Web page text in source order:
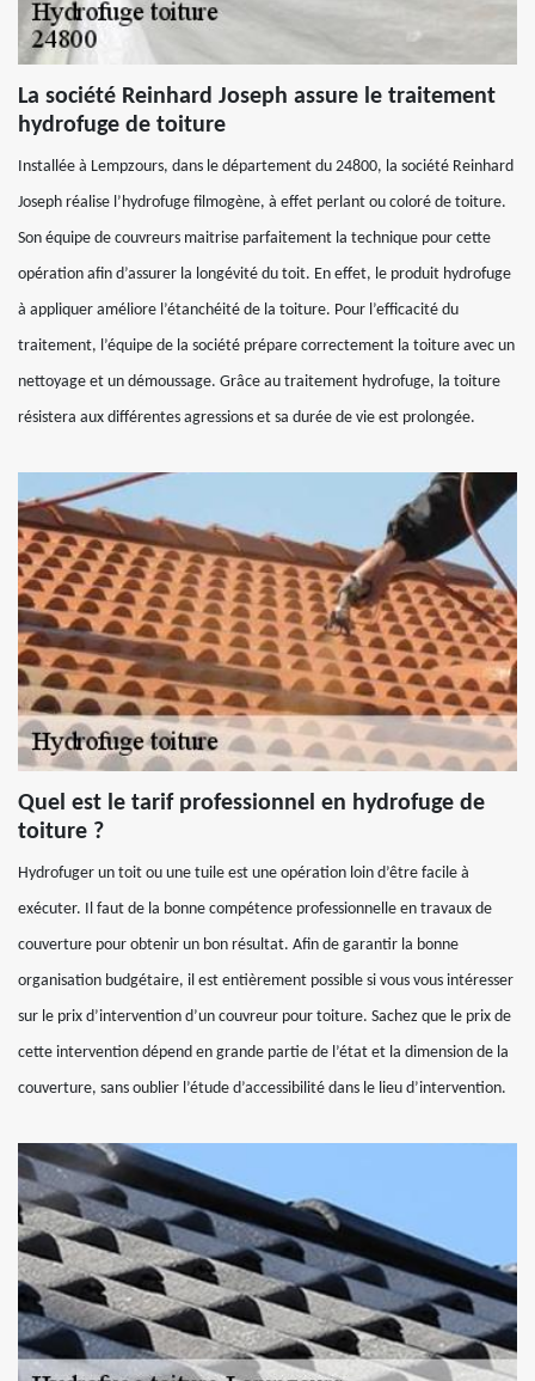
La société Reinhard Joseph assure le traitement
hydrofuge de toiture
Installée à Lempzours, dans le département du 24800, la société Reinhard
Joseph réalise l’hydrofuge filmogène, à effet perlant ou coloré de toiture.
Son équipe de couvreurs maitrise parfaitement la technique pour cette
opération afin d’assurer la longévité du toit. En effet, le produit hydrofuge
à appliquer améliore l’étanchéité de la toiture. Pour l’efficacité du
traitement, l’équipe de la société prépare correctement la toiture avec un
nettoyage et un démoussage. Grâce au traitement hydrofuge, la toiture
résistera aux différentes agressions et sa durée de vie est prolongée.
Quel est le tarif professionnel en hydrofuge de
toiture ?
Hydrofuger un toit ou une tuile est une opération loin d’être facile à
exécuter. Il faut de la bonne compétence professionnelle en travaux de
couverture pour obtenir un bon résultat. Afin de garantir la bonne
organisation budgétaire, il est entièrement possible si vous vous intéresser
sur le prix d’intervention d’un couvreur pour toiture. Sachez que le prix de
cette intervention dépend en grande partie de l’état et la dimension de la
couverture, sans oublier l’étude d’accessibilité dans le lieu d’intervention.